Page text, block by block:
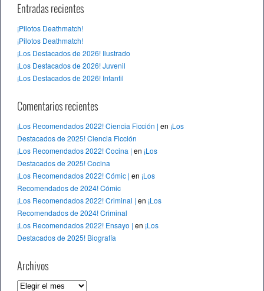
Entradas recientes
¡Pilotos Deathmatch!
¡Pilotos Deathmatch!
¡Los Destacados de 2026! Ilustrado
¡Los Destacados de 2026! Juvenil
¡Los Destacados de 2026! Infantil
Comentarios recientes
¡Los Recomendados 2022! Ciencia Ficción | en ¡Los
Destacados de 2025! Ciencia Ficción
¡Los Recomendados 2022! Cocina | en ¡Los
Destacados de 2025! Cocina
¡Los Recomendados 2022! Cómic | en ¡Los
Recomendados de 2024! Cómic
¡Los Recomendados 2022! Criminal | en ¡Los
Recomendados de 2024! Criminal
¡Los Recomendados 2022! Ensayo | en ¡Los
Destacados de 2025! Biografía
Archivos
A